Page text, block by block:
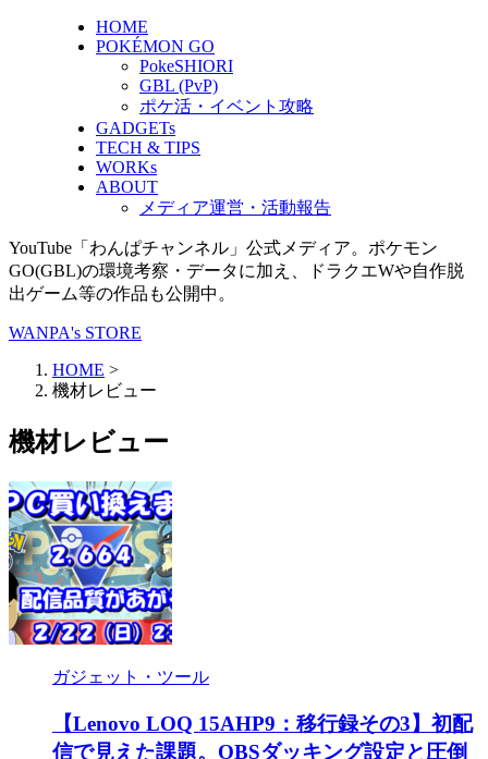
HOME
POKÉMON GO
PokeSHIORI
GBL (PvP)
ポケ活・イベント攻略
GADGETs
TECH & TIPS
WORKs
ABOUT
メディア運営・活動報告
YouTube「わんぱチャンネル」公式メディア。ポケモン
GO(GBL)の環境考察・データに加え、ドラクエWや自作脱
出ゲーム等の作品も公開中。
WANPA's STORE
HOME >
機材レビュー
機材レビュー
ガジェット・ツール
【Lenovo LOQ 15AHP9：移行録その3】初配
信で見えた課題。OBSダッキング設定と圧倒